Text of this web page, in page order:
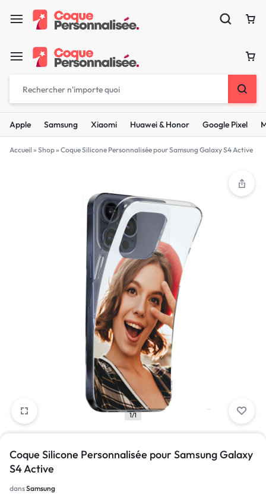
Apple Samsung Xiaomi Huawei & Honor Google Pixel
Accueil » Shop» Coque Silicone Personnalisée pour Samsung Galaxy S4 Active
1/1
Coque Silicone Personnalisée pour Samsung Galaxy
S4 Active
dansSamsung